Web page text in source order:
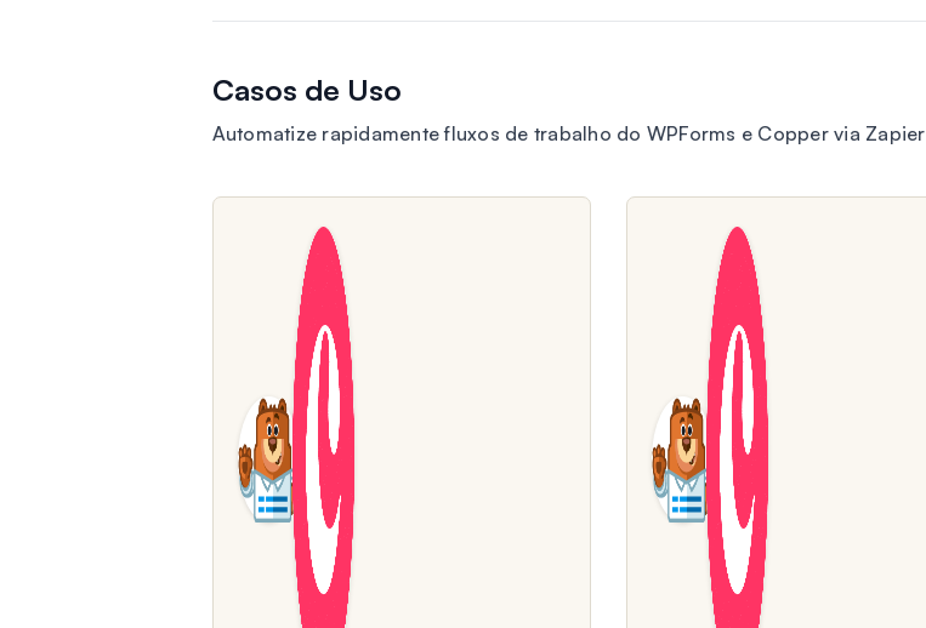
Casos de Uso
Automatize rapidamente fluxos de trabalho do WPForms e Copper via Zapier